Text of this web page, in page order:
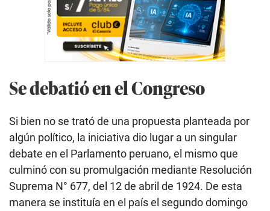
Se debatió en el Congreso
Si bien no se trató de una propuesta planteada por
algún político, la iniciativa dio lugar a un singular
debate en el Parlamento peruano, el mismo que
culminó con su promulgación mediante Resolución
Suprema N° 677, del 12 de abril de 1924. De esta
manera se instituía en el país el segundo domingo